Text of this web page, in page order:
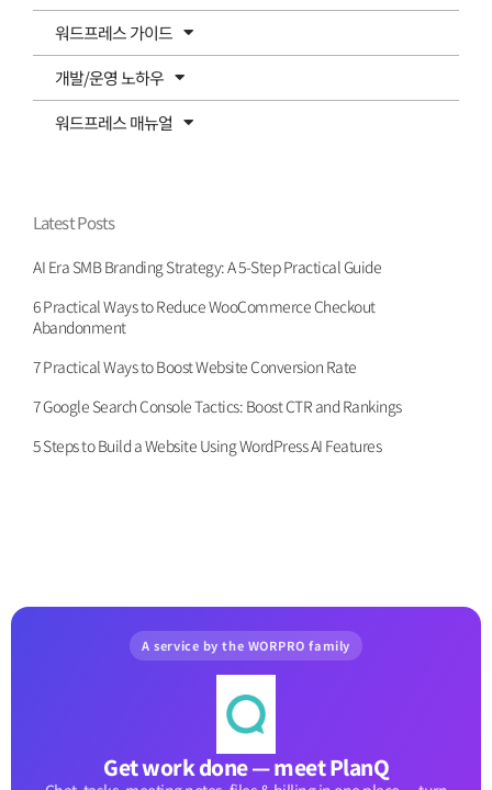
워드프레스 가이드
개발/운영 노하우
워드프레스 매뉴얼
Latest Posts
AI Era SMB Branding Strategy: A 5-Step Practical Guide
6 Practical Ways to Reduce WooCommerce Checkout
Abandonment
7 Practical Ways to Boost Website Conversion Rate
7 Google Search Console Tactics: Boost CTR and Rankings
5 Steps to Build a Website Using WordPress AI Features
A service by the WORPRO family
Get work done — meet PlanQ